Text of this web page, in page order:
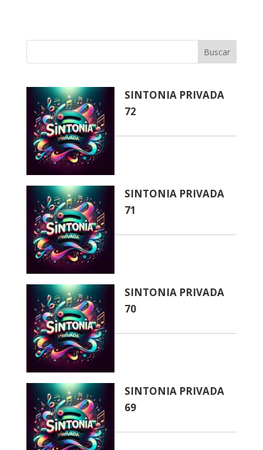
Buscar
SINTONIA PRIVADA
72
SINTONIA PRIVADA
71
SINTONIA PRIVADA
70
SINTONIA PRIVADA
69